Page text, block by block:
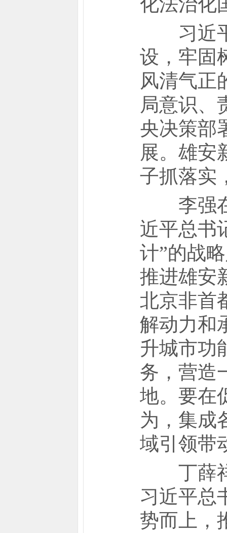
习近平
设，牢固
风清气正
局意识、
央决策部
展。雄安
子抓落实
李强在
近平总书
计”的战
推进雄安
北京非首
解动力和
升城市功
务，营造
地。要在
为，集成
域引领带
丁薛祥
习近平总
势而上，